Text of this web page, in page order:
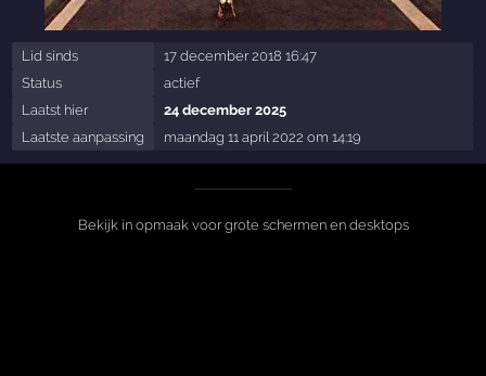
Lid sinds
17 december 2018 16:47
Status
actief
Laatst hier
24 december 2025
Laatste aanpassing
maandag 11 april 2022 om 14:19
Bekijk in opmaak voor grote schermen en desktops